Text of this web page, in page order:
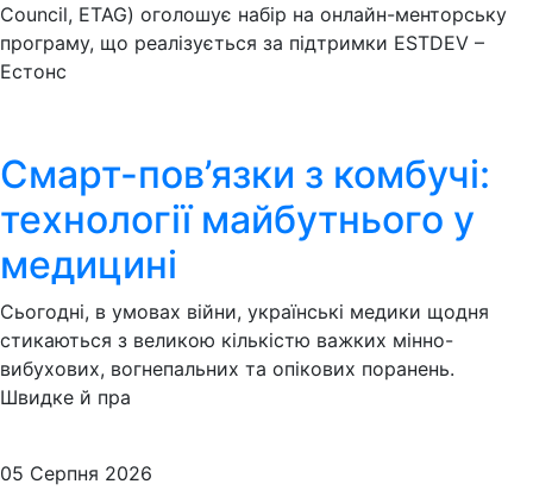
Council, ETAG) оголошує набір на онлайн-менторську
програму, що реалізується за підтримки ESTDEV –
Естонс
Смарт-пов’язки з комбучі:
технології майбутнього у
медицині
Сьогодні, в умовах війни, українські медики щодня
стикаються з великою кількістю важких мінно-
вибухових, вогнепальних та опікових поранень.
Швидке й пра
05 Серпня 2026